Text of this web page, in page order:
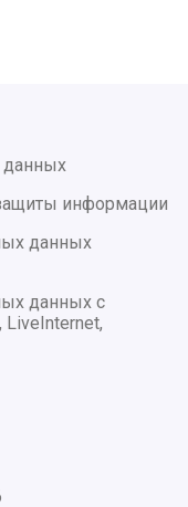
данных
информации
данных
данных с